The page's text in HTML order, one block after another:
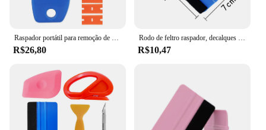
R$26,80 R$10,47